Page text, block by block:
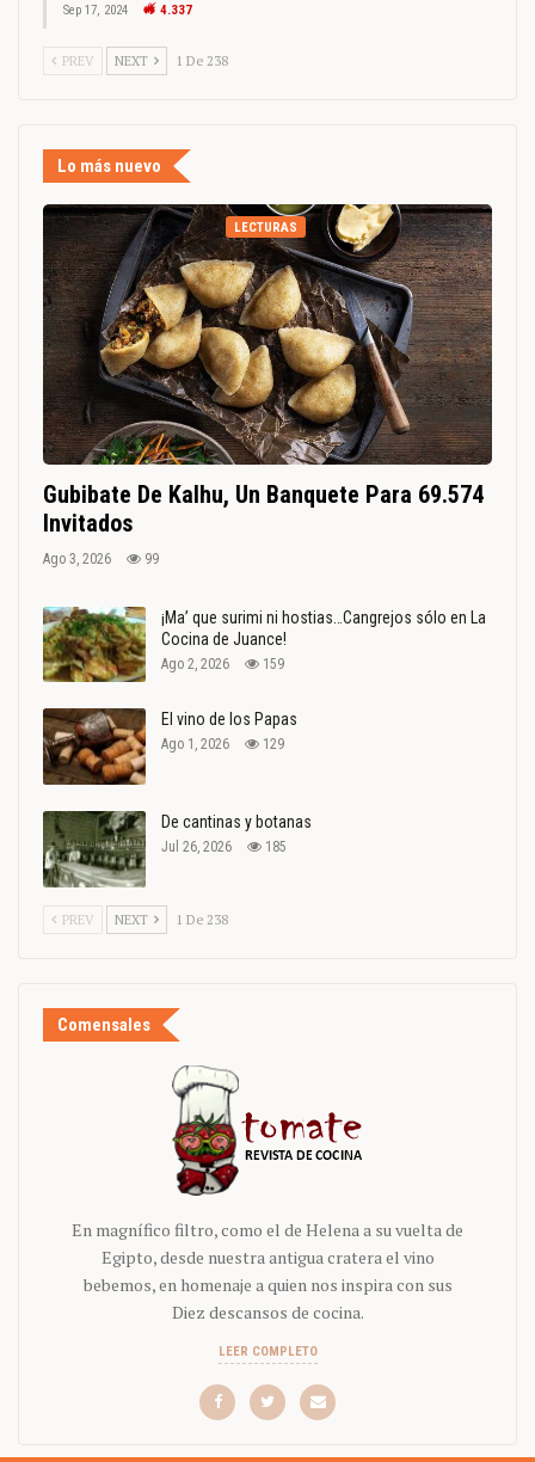
Sep 17, 2024 4.337
PREV NEXT 1 De 238
Lo más nuevo
LECTURAS
Gubibate De Kalhu, Un Banquete Para 69.574
Invitados
Ago 3, 2026 99
¡Ma’ que surimi ni hostias…Cangrejos sólo en La
Cocina de Juance!
Ago 2, 2026 159
El vino de los Papas
Ago 1, 2026 129
De cantinas y botanas
Jul 26, 2026 185
PREV NEXT 1 De 238
Comensales
En magnífico filtro, como el de Helena a su vuelta de
Egipto, desde nuestra antigua cratera el vino
bebemos, en homenaje a quien nos inspira con sus
Diez descansos de cocina.
LEER COMPLETO